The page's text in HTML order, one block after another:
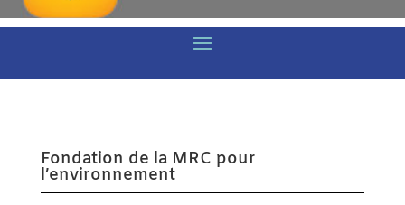
Fondation de la MRC pour
l’environnement